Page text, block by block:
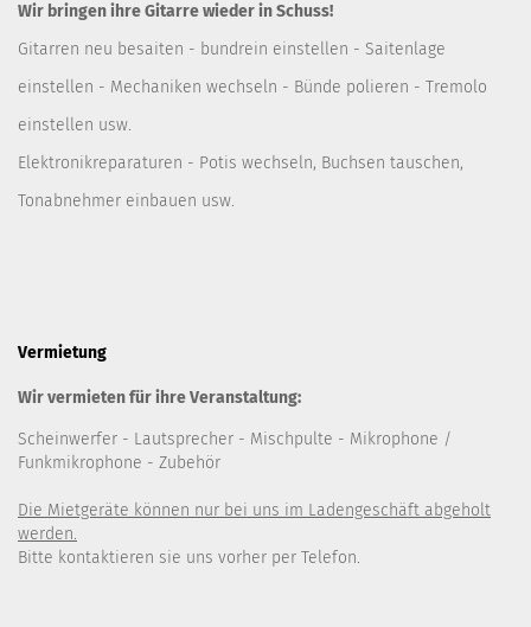
Wir bringen ihre Gitarre wieder in Schuss!
Gitarren neu besaiten - bundrein einstellen - Saitenlage
einstellen - Mechaniken wechseln - Bünde polieren - Tremolo
einstellen usw.
Elektronikreparaturen - Potis wechseln, Buchsen tauschen,
Tonabnehmer einbauen usw.
Vermietung
Wir vermieten für ihre Veranstaltung:
Scheinwerfer - Lautsprecher - Mischpulte - Mikrophone /
Funkmikrophone - Zubehör
Die Mietgeräte können nur bei uns im Ladengeschäft abgeholt
werden.
Bitte kontaktieren sie uns vorher per Telefon.